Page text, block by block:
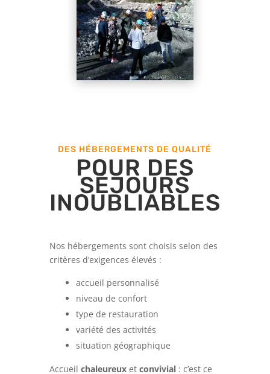
DES HÉBERGEMENTS DE QUALITÉ
POUR DES
SÉJOURS
INOUBLIABLES
Nos hébergements sont choisis selon des
critères d’exigences élevés :
accueil personnalisé
niveau de confort
type de restauration
variété des activités
situation géographique
Accueil chaleureuxet convivial: c’est ce